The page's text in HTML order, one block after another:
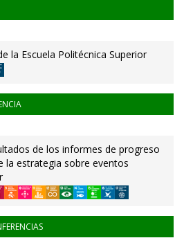
la Escuela Politécnica Superior
de los informes de progreso
la estrategia sobre eventos